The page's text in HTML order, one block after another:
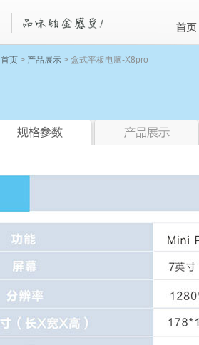
首页 > 产品展示 > 盒式平板电脑-X8pro